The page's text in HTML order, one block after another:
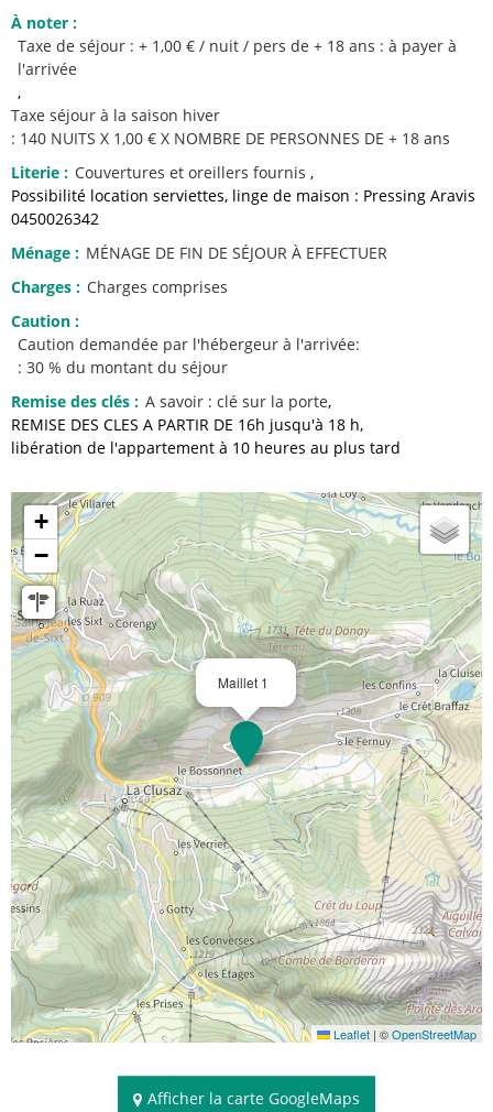
À noter :
Taxe de séjour : + 1,00 € / nuit / pers de + 18 ans : à payer à
l'arrivée
Taxe séjour à la saison hiver
: 140 NUITS X 1,00 € X NOMBRE DE PERSONNES DE + 18 ans
Literie : Couvertures et oreillers fournis
Possibilité location serviettes, linge de maison : Pressing Aravis
0450026342
Ménage : MÉNAGE DE FIN DE SÉJOUR À EFFECTUER
Charges : Charges comprises
Caution :
Caution demandée par l'hébergeur à l'arrivée:
: 30 % du montant du séjour
Remise des clés : A savoir : clé sur la porte
REMISE DES CLES A PARTIR DE 16h jusqu'à 18 h
libération de l'appartement à 10 heures au plus tard
Maillet 1
+
−
Leaflet | ©OpenStreetMap
Afficher la carte GoogleMaps